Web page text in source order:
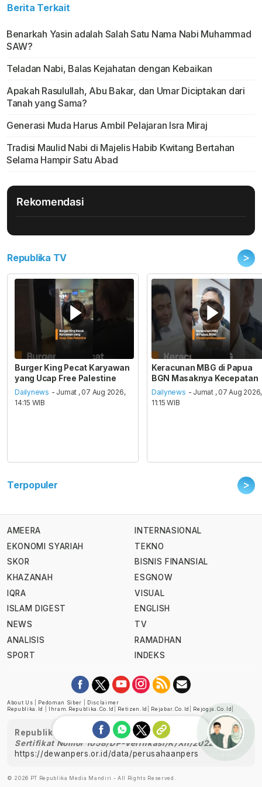
Berita Terkait
Benarkah Yasin adalah Salah Satu Nama Nabi Muhammad
SAW?
Teladan Nabi, Balas Kejahatan dengan Kebaikan
Apakah Rasulullah, Abu Bakar, dan Umar Diciptakan dari
Tanah yang Sama?
Generasi Muda Harus Ambil Pelajaran Isra Miraj
Tradisi Maulid Nabi di Majelis Habib Kwitang Bertahan
Selama Hampir Satu Abad
Rekomendasi
Republika TV >
Burger King Pecat Karyawan
yang Ucap Free Palestine
Dailynews - Jumat , 07 Aug 2026,
14:15 WIB
Keracunan MBG di Papua
BGN Masaknya Kecepatan
Dailynews - Jumat , 07 Aug 2026,
11:15 WIB
Terpopuler >
AMEERA
EKONOMI SYARIAH
SKOR
KHAZANAH
IQRA
ISLAM DIGEST
NEWS
ANALISIS
SPORT
INTERNASIONAL
TEKNO
BISNIS FINANSIAL
ESGNOW
VISUAL
ENGLISH
TV
RAMADHAN
INDEKS
About Us Pedoman Siber
Disclaimer
Republika.id
Ihram.republika.co.id Retizen.id Rejabar.co.id Rejogja.co.id
Republika telah diverifikasi oleh Dewan Pers
Sertifikat Nomor 1058/DP-Verifikasi/K/XII/2022
https://dewanpers.or.id/data/perusahaanpers
© 2026 PT Republika Media Mandiri - All Rights Reserved.